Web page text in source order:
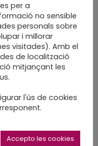
i a
per a
no sensible
personals sobre
i millorar
visitades). Amb el
de localització
mitjançant les
l'ús de cookies
Accepto les cookies